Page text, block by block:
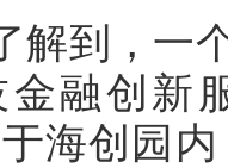
解到，一
金融创新
海创园